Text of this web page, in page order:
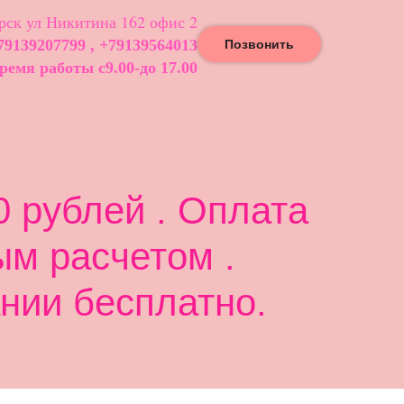
рублей . Оплата
расчетом .
бесплатно.
ул Никитина 162 офис 2
, +79139564013
работы с9.00-до 17.00
Позвонить